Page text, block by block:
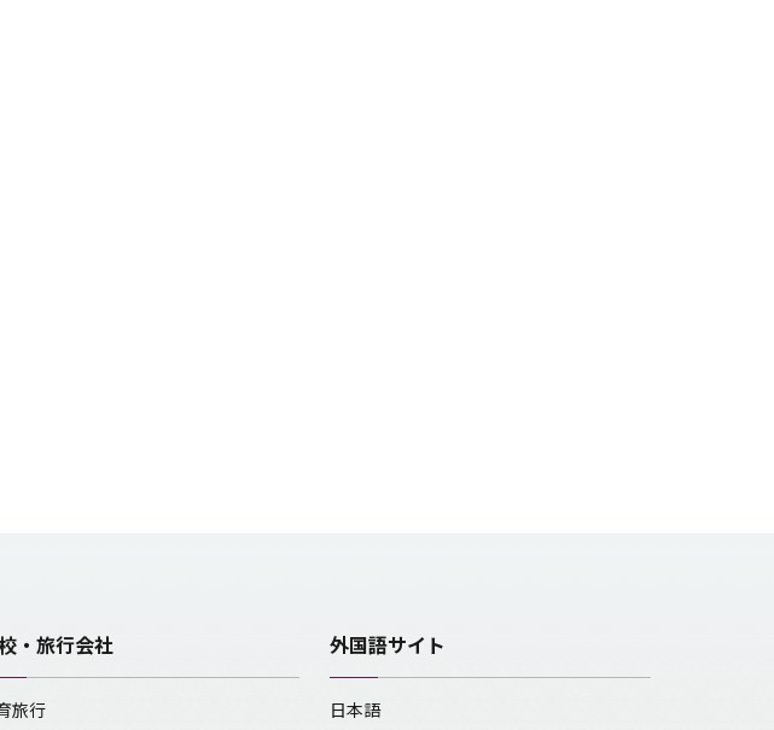
・旅行会社
旅行
外国語サイト
日本語